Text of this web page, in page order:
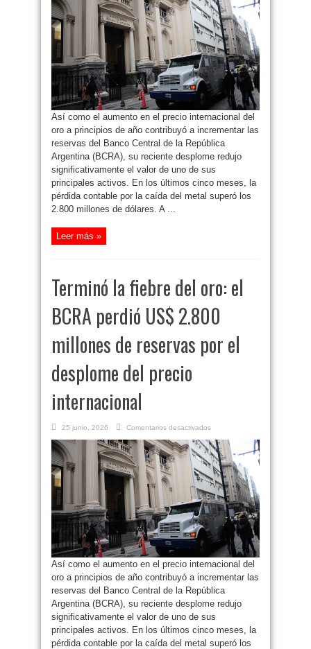
fiebre
del
oro:
el
BCRA
perdió
US$
2.800
millones
de
reservas
por
el
desplome
del
precio
Así como el aumento en el precio internacional del
oro a principios de año contribuyó a incrementar las
reservas del Banco Central de la República
Argentina (BCRA), su reciente desplome redujo
significativamente el valor de uno de sus
principales activos. En los últimos cinco meses, la
pérdida contable por la caída del metal superó los
2.800 millones de dólares. A ...
Leer más »
Terminó la fiebre del oro: el
BCRA perdió US$ 2.800
millones de reservas por el
desplome del precio
internacional
25 junio, 2026 Comentarios desactivados
la
fiebre
del
oro:
el
BCRA
perdió
US$
2.800
millones
de
reservas
por
el
desplome
del
precio
Así como el aumento en el precio internacional del
oro a principios de año contribuyó a incrementar las
reservas del Banco Central de la República
Argentina (BCRA), su reciente desplome redujo
significativamente el valor de uno de sus
principales activos. En los últimos cinco meses, la
pérdida contable por la caída del metal superó los